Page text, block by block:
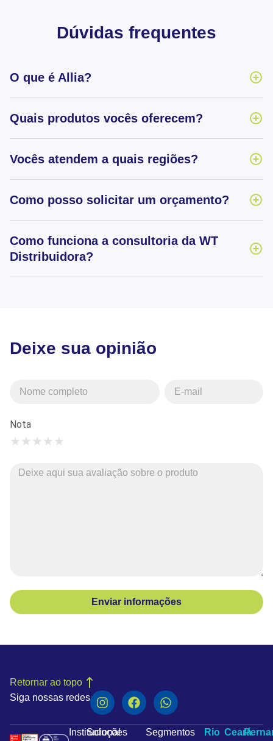
Dúvidas frequentes
O que é Allia?
Quais produtos vocês oferecem?
Vocês atendem a quais regiões?
Como posso solicitar um orçamento?
Como funciona a consultoria da WT
Distribuidora?
Deixe sua opinião
Nota
★
★
★
★
★
Enviar informações
Siga nossas redes
Retornar ao topo
Institucional
Soluções Segmentos
Rio Ceará